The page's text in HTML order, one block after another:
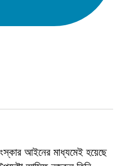
আইনের মাধ্যমেই হয়েছে